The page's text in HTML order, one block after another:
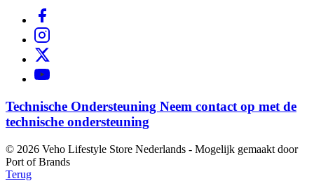
Technische Ondersteuning Neem contact op met de
technische ondersteuning
© 2026 Veho Lifestyle Store Nederlands - Mogelijk gemaakt door
Port of Brands
Terug